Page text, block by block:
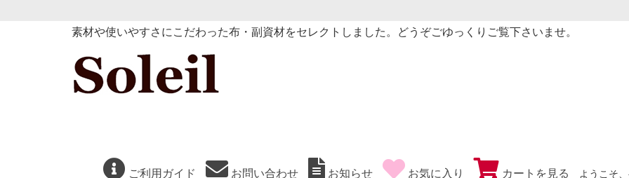
素材や使いやすさにこだわった布・副資材をセレクトしました。どうぞごゆっくりご覧下さいませ。
ご利用ガイド お問い合わせ お知らせ お気に入り カートを見る ようこそ